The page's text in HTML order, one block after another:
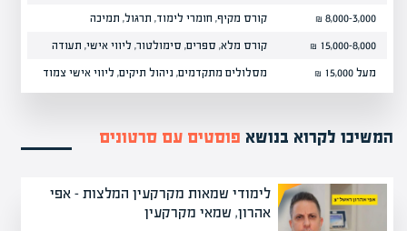
3,000–8,000 ₪ קורס מקיף, חומרי לימוד, תרגול, תמיכה
8,000–15,000 ₪ קורס מלא, ספרים, סימולטור, ליווי אישי, תעודה
מעל 15,000 ₪ מסלולים מתקדמים, ניהול תיקים, ליווי אישי צמוד
המשיכו לקרוא בנושא פוסטים עם סרטונים
לימודי שמאות מקרקעין המלצות – אפי
אהרון, שמאי מקרקעין